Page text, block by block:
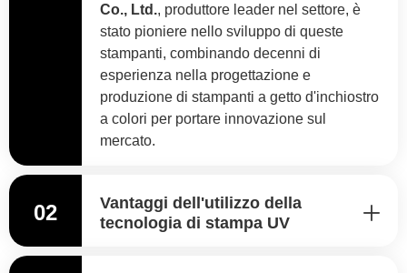
Co., Ltd., produttore leader nel settore, è
stato pioniere nello sviluppo di queste
stampanti, combinando decenni di
esperienza nella progettazione e
produzione di stampanti a getto d'inchiostro
a colori per portare innovazione sul
mercato.
02
Vantaggi dell'utilizzo della
tecnologia di stampa UV